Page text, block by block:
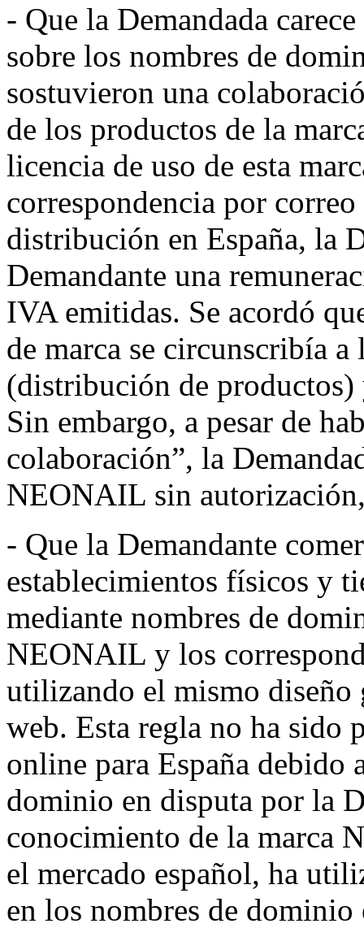
- Que la Demandada
sobre los nombres de
sostuvieron una
de los productos de la
licencia de uso de esta
correspondencia por
distribución en España, la
Demandante una
IVA emitidas. Se acordó
de marca se circunscribía
(distribución de
Sin embargo, a pesar de
colaboración”, la
NEONAIL sin
- Que la Demandante
establecimientos físicos y
mediante nombres de
NEONAIL y los
utilizando el mismo diseño
web. Esta regla no ha sido
online para España debido
dominio en disputa por la
conocimiento de la marca
el mercado español, ha
en los nombres de dominio